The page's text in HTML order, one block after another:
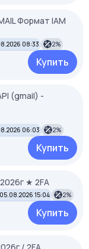
Формат IAM
08:33 2%
Купить
(gmail) -
06:03 2%
Купить
★ 2FA
05.08.2026 15:04 2%
Купить